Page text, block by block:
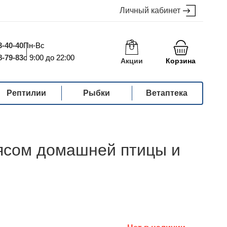
Личный кабинет
40-40
79-83
Пн-Вс
с 9:00 до 22:00
Акции Корзина
Рептилии Рыбки Ветаптека
домашней птицы и